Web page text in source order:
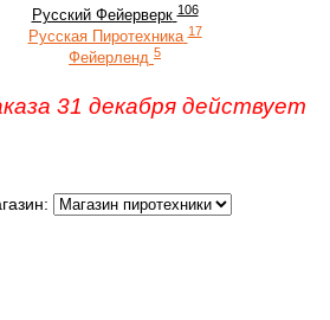
Русский Фейерверк 106
Русская Пиротехника 17
Фейерленд 5
31 декабря действует